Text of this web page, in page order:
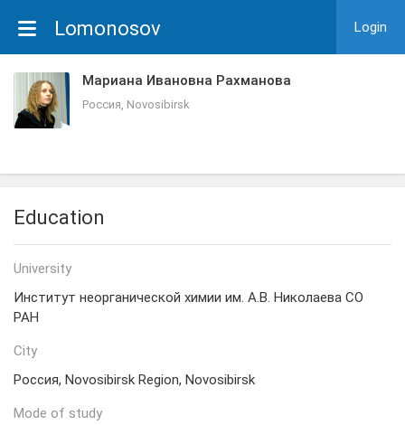
Lomonosov Login
Мариана Ивановна Рахманова
Россия, Novosibirsk
Education
University
Институт неорганической химии им. А.В. Николаева СО
РАН
City
Россия, Novosibirsk Region, Novosibirsk
Mode of study